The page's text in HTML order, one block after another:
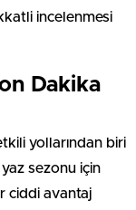
incelenmesi
Dakika
yollarından biri
sezonu için
ciddi avantaj